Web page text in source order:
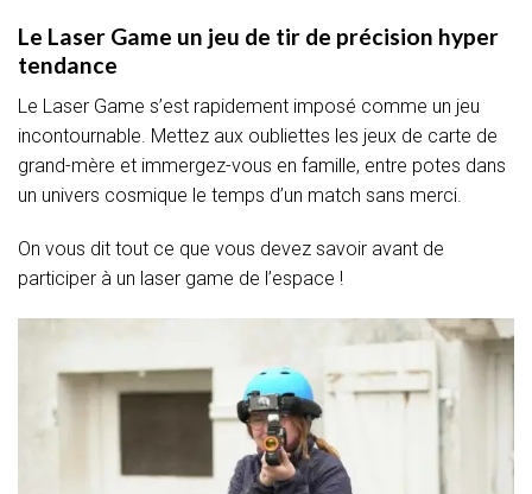
Le Laser Game un jeu de tir de précision hyper
tendance
Le Laser Game s’est rapidement imposé comme un jeu
incontournable. Mettez aux oubliettes les jeux de carte de
grand-mère et immergez-vous en famille, entre potes dans
un univers cosmique le temps d’un match sans merci.
On vous dit tout ce que vous devez savoir avant de
participer à un laser game de l’espace !